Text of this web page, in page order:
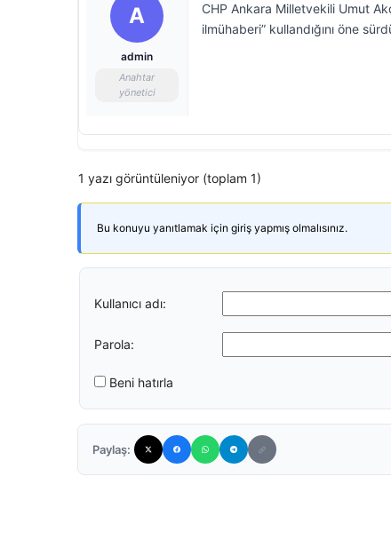
A
admin
Anahtar
yönetici
CHP Ankara Milletvekili Umut
ilmühaberi” kullandığını öne
1 yazı görüntüleniyor (toplam 1)
Bu konuyu yanıtlamak için giriş yapmış olmalısınız.
Kullanıcı adı:
Parola:
Beni hatırla
Paylaş: